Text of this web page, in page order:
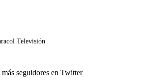
Televisión
seguidores en Twitter